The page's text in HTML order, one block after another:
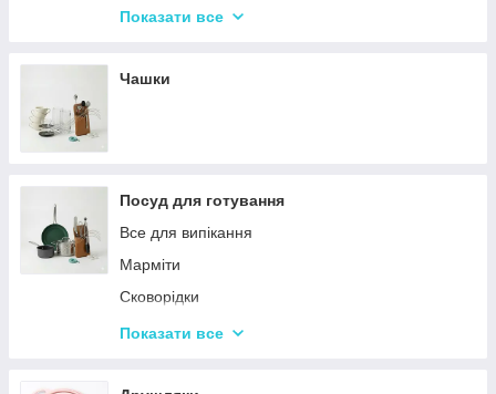
Маслянки
Склянки
Келихи
Показати все
Чашки
Посуд для готування
Все для випікання
Марміти
Сковорідки
Ківші
Показати все